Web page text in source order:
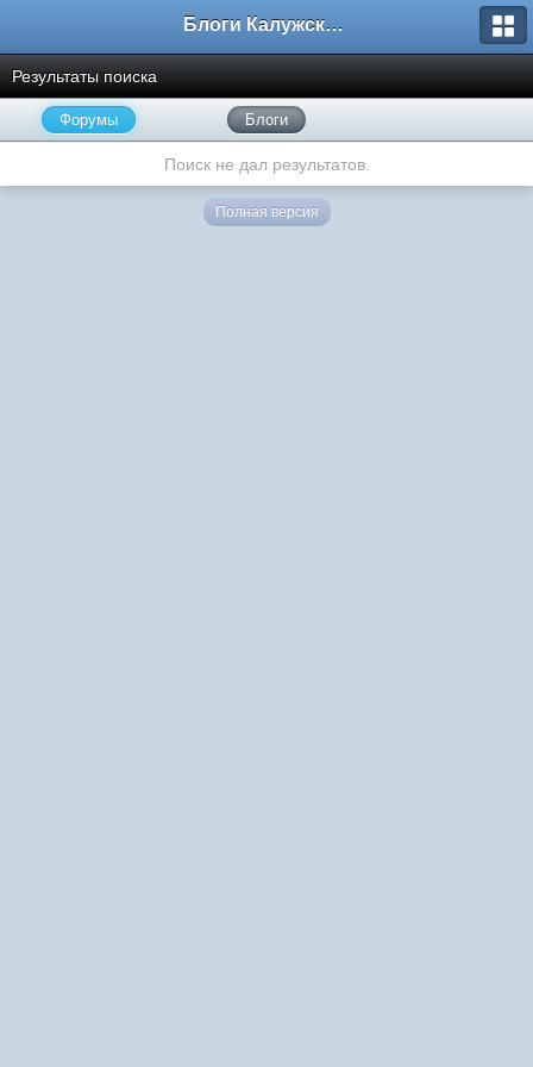
Блоги Калужского перекрестка
Результаты поиска
Форумы Блоги
Поиск не дал результатов.
Полная версия